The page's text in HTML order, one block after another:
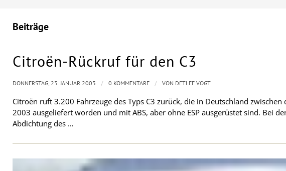
Beiträge
Citroën-Rückruf für den C3
Citroën ruft 3.200 Fahrzeuge des Typs C3 zurück, die in Deutschland
2003 ausgeliefert worden und mit ABS, aber ohne ESP ausgerüstet sind. Bei
Abdichtung des …
DONNERSTAG, 23. JANUAR 2003 / 0 KOMMENTARE / VON DETLEF VOGT